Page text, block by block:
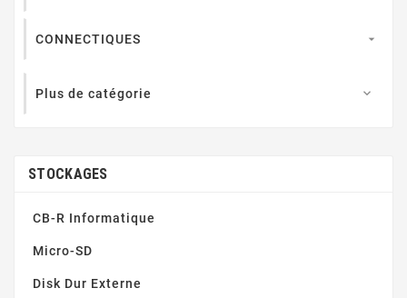
CONNECTIQUES 
Plus de catégorie 
STOCKAGES
CB-R Informatique
Micro-SD
Disk Dur Externe